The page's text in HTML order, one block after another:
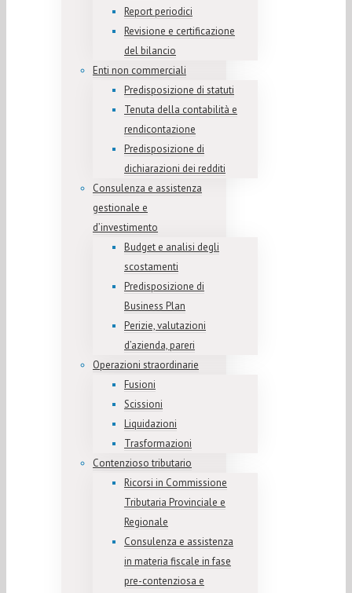
Report periodici
Revisione e certificazione
del bilancio
Enti non commerciali
Predisposizione di statuti
Tenuta della contabilità e
rendicontazione
Predisposizione di
dichiarazioni dei redditi
Consulenza e assistenza
gestionale e
d’investimento
Budget e analisi degli
scostamenti
Predisposizione di
Business Plan
Perizie, valutazioni
d’azienda, pareri
Operazioni straordinarie
Fusioni
Scissioni
Liquidazioni
Trasformazioni
Contenzioso tributario
Ricorsi in Commissione
Tributaria Provinciale e
Regionale
Consulenza e assistenza
in materia fiscale in fase
pre-contenziosa e